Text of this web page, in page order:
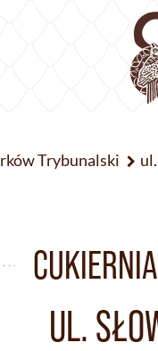
Trybunalski
UL.